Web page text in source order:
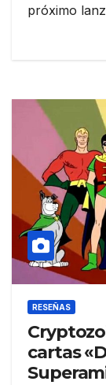
próximo
RESEÑAS
cartas